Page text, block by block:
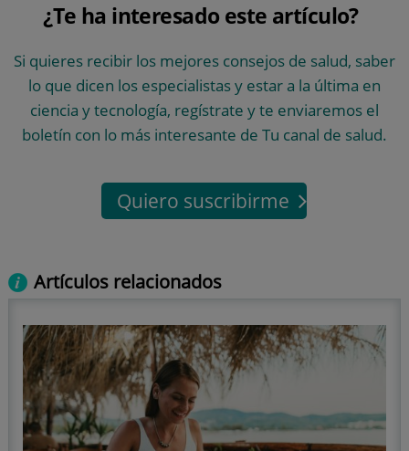
¿Te ha interesado este artículo?
Si quieres recibir los mejores consejos de salud, saber
lo que dicen los especialistas y estar a la última en
ciencia y tecnología, regístrate y te enviaremos el
boletín con lo más interesante de Tu canal de salud.
Quiero suscribirme
Artículos relacionados